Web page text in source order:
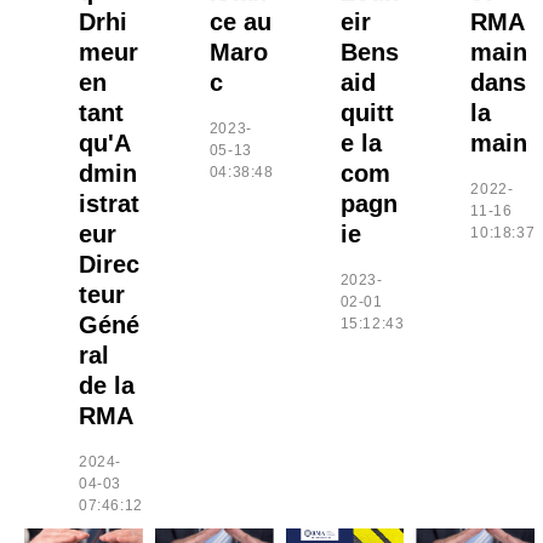
Drhi
meur
en
tant
qu'A
dmin
istrat
eur
Direc
teur
Géné
ral
de la
RMA
2024-
04-03
07:46:12
ce au
Maro
c
2023-
05-13
04:38:48
eir
Bens
aid
quitt
e la
com
pagn
ie
2023-
02-01
15:12:43
RMA
main
dans
la
main
2022-
11-16
10:18:37